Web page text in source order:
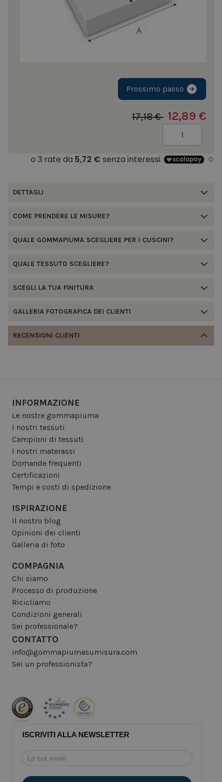
Prossimo passo
17,18 € 12,89 €
DETTAGLI
COME PRENDERE LE MISURE?
QUALE GOMMAPIUMA SCEGLIERE PER I CUSCINI?
QUALE TESSUTO SCEGLIERE?
SCEGLI LA TUA FINITURA
GALLERIA FOTOGRAFICA DEI CLIENTI
RECENSIONI CLIENTI
INFORMAZIONE
Le nostre gommapiuma
I nostri tessuti
Campioni di tessuti
I nostri materassi
Domande frequenti
Certificazioni
Tempi e costi di spedizione
ISPIRAZIONE
Il nostro blog
Opinioni dei clienti
Galleria di foto
COMPAGNIA
Chi siamo
Processo di produzione
Ricicliamo
Condizioni generali
Sei professionale?
CONTATTO
info@gommapiumasumisura.com
Sei un professionista?
ISCRIVITI ALLA NEWSLETTER